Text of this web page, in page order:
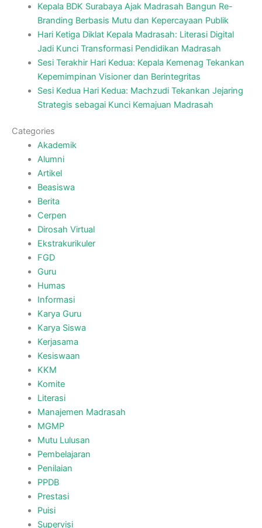
Kepala BDK Surabaya Ajak Madrasah Bangun Re-
Branding Berbasis Mutu dan Kepercayaan Publik
Hari Ketiga Diklat Kepala Madrasah: Literasi Digital
Jadi Kunci Transformasi Pendidikan Madrasah
Sesi Terakhir Hari Kedua: Kepala Kemenag Tekankan
Kepemimpinan Visioner dan Berintegritas
Sesi Kedua Hari Kedua: Machzudi Tekankan Jejaring
Strategis sebagai Kunci Kemajuan Madrasah
Categories
Akademik
Alumni
Artikel
Beasiswa
Berita
Cerpen
Dirosah Virtual
Ekstrakurikuler
FGD
Guru
Humas
Informasi
Karya Guru
Karya Siswa
Kerjasama
Kesiswaan
KKM
Komite
Literasi
Manajemen Madrasah
MGMP
Mutu Lulusan
Pembelajaran
Penilaian
PPDB
Prestasi
Puisi
Supervisi